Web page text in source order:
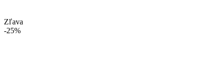
Zľava
-25%